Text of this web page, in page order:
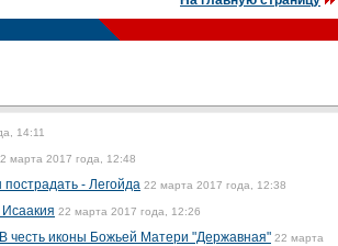
14:11
марта 2017 года, 12:48
- Легойда 22 марта 2017 года, 12:38
22 марта 2017 года, 12:26
честь иконы Божьей Матери "Державная" 22 марта